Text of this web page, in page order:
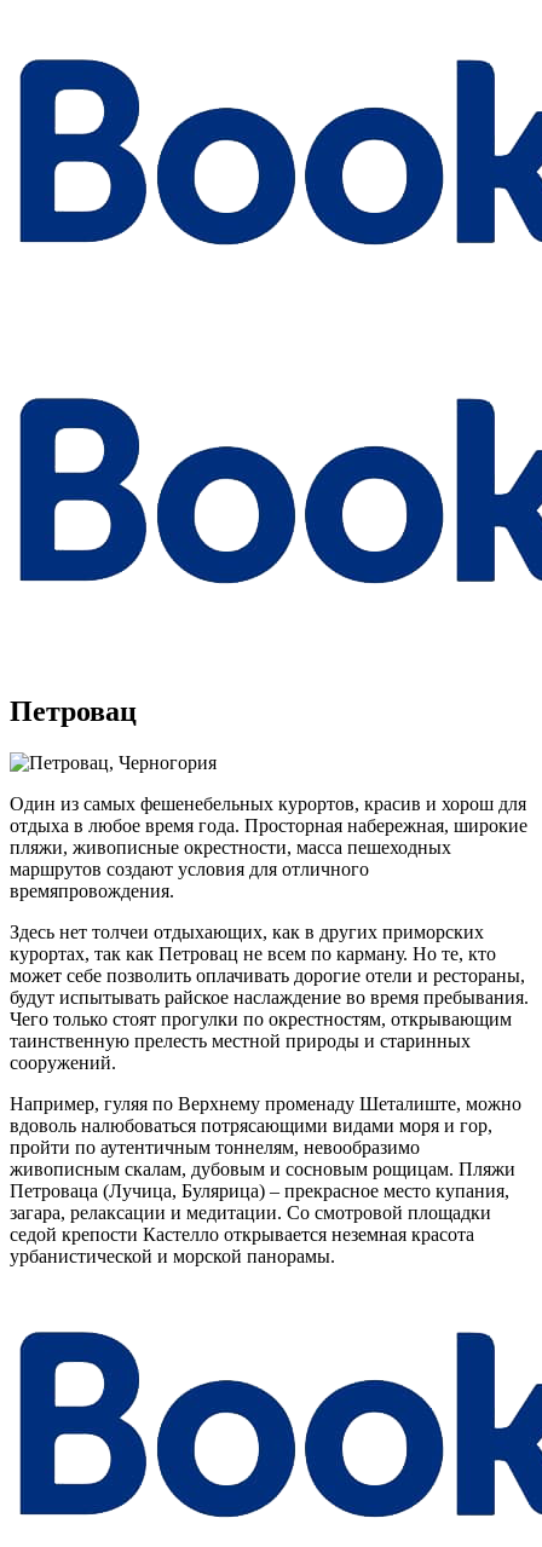
Петровац
Один из самых фешенебельных курортов, красив и хорош для
отдыха в любое время года. Просторная набережная, широкие
пляжи, живописные окрестности, масса пешеходных
маршрутов создают условия для отличного
времяпровождения.
Здесь нет толчеи отдыхающих, как в других приморских
курортах, так как Петровац не всем по карману. Но те, кто
может себе позволить оплачивать дорогие отели и рестораны,
будут испытывать райское наслаждение во время пребывания.
Чего только стоят прогулки по окрестностям, открывающим
таинственную прелесть местной природы и старинных
сооружений.
Например, гуляя по Верхнему променаду Шеталиште, можно
вдоволь налюбоваться потрясающими видами моря и гор,
пройти по аутентичным тоннелям, невообразимо
живописным скалам, дубовым и сосновым рощицам. Пляжи
Петроваца (Лучица, Булярица) – прекрасное место купания,
загара, релаксации и медитации. Со смотровой площадки
седой крепости Кастелло открывается неземная красота
урбанистической и морской панорамы.